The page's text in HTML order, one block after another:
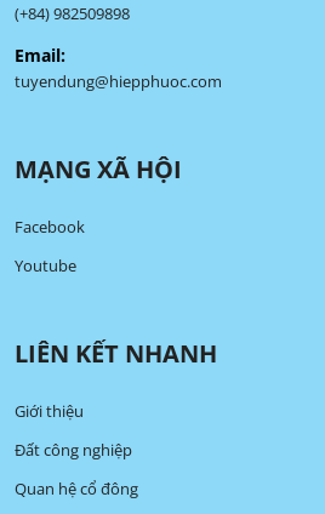
(+84) 982509898
Email:
tuyendung@hiepphuoc.com
MẠNG XÃ HỘI
Facebook
Youtube
LIÊN KẾT NHANH
Giới thiệu
Đất công nghiệp
Quan hệ cổ đông